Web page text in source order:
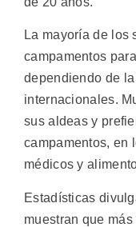
La mayoría de los
campamentos
dependiendo de
internacionales.
sus aldeas y
campamentos, en
médicos y
Estadísticas
muestran que